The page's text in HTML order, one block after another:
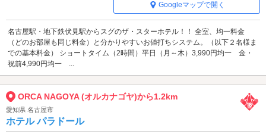
Googleマップで開く
名古屋駅・地下鉄伏見駅からスグのザ・スターホテル！！ 全室、均一料金
（どのお部屋も同じ料金）と分かりやすいお値打ちシステム。（以下２名様ま
での基本料金） ショートタイム（2時間）平日（月～木）3,990円均一 金・
祝前4,990円均一 ...
ORCA NAGOYA (オルカナゴヤ)から1.2km
愛知県 名古屋市
ホテル パラドール